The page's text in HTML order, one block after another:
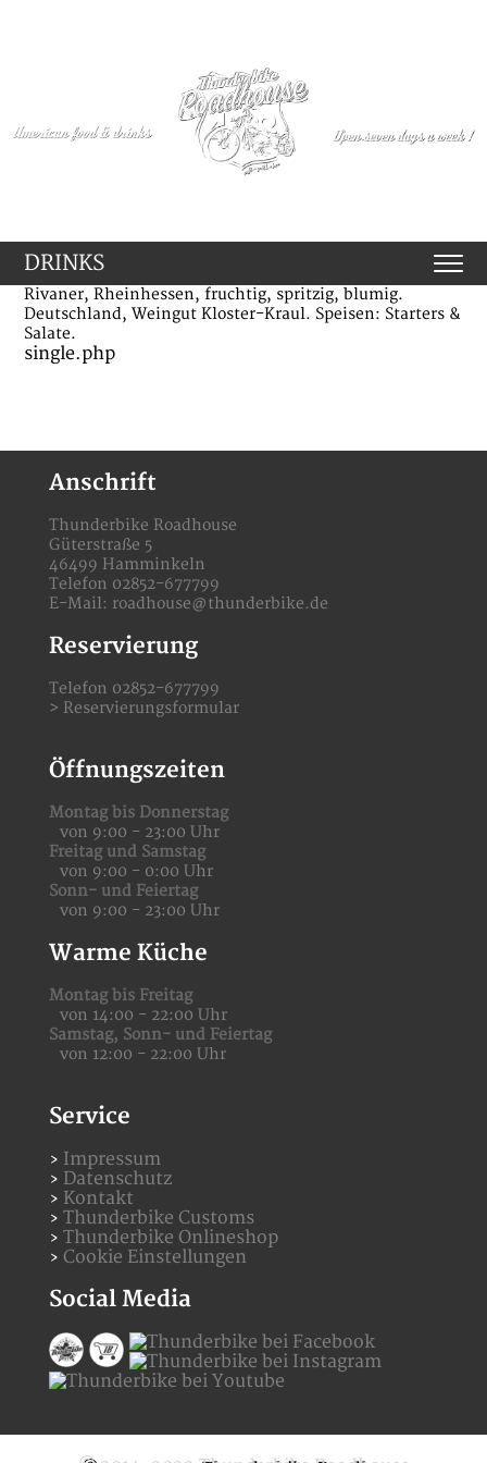
DRINKS
Rivaner, Rheinhessen, fruchtig, spritzig, blumig.
Deutschland, Weingut Kloster-Kraul. Speisen: Starters &
Salate.
single.php
Anschrift
Thunderbike Roadhouse
Güterstraße 5
46499 Hamminkeln
Telefon 02852-677799
E-Mail: roadhouse@thunderbike.de
Reservierung
Telefon 02852-677799
> Reservierungsformular
Öffnungszeiten
Montag bis Donnerstag
von 9:00 - 23:00 Uhr
Freitag und Samstag
von 9:00 - 0:00 Uhr
Sonn- und Feiertag
von 9:00 - 23:00 Uhr
Warme Küche
Montag bis Freitag
von 14:00 - 22:00 Uhr
Samstag, Sonn- und Feiertag
von 12:00 - 22:00 Uhr
Service
Impressum
Datenschutz
Kontakt
Thunderbike Customs
Thunderbike Onlineshop
Cookie Einstellungen
Social Media